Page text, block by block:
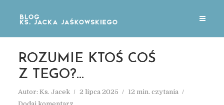
ROZUMIE KTOŚ COŚ
Z TEGO?…
Autor: Ks. Jacek 2 lipca 2025
12 min. czytania